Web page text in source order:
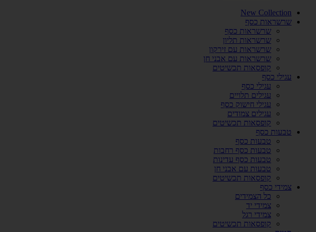
New Collection
שרשראות כסף
שרשראות כסף
שרשראות תליון
שרשראות עם זירקון
שרשראות עם אבני חן
קופסאות תכשיטים
עגילי כסף
עגילי כסף
עגילים תלויים
עגילי חישוק כסף
עגילים צמודים
קופסאות תכשיטים
טבעות כסף
טבעות כסף
טבעות כסף רחבות
טבעות כסף עדינות
טבעות עם אבני חן
קופסאות תכשיטים
צמידי כסף
כל הצמידים
צמידי יד
צמידי רגל
קופסאות תכשיטים